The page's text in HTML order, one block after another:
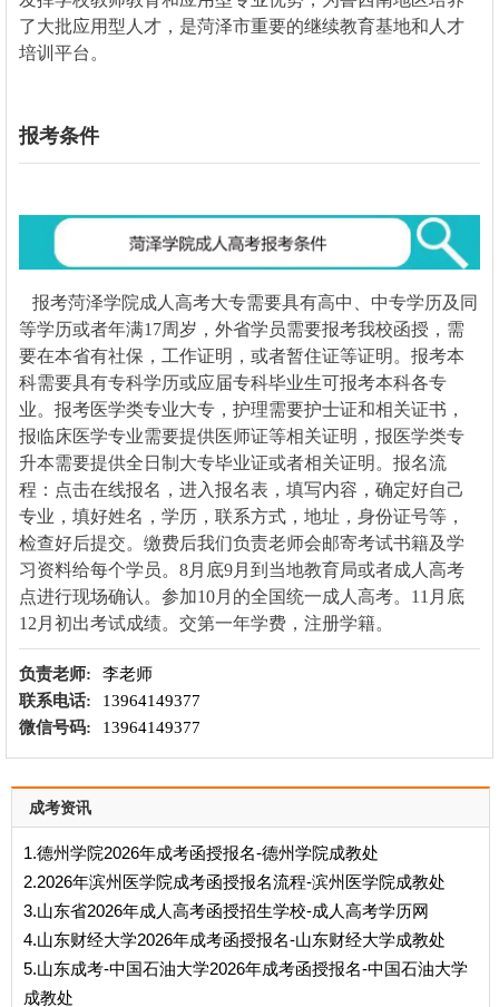
了大批应用型人才，是菏泽市重要的继续教育基地和人才
培训平台。
报考条件
报考菏泽学院成人高考大专需要具有高中、中专学历及同
等学历或者年满17周岁，外省学员需要报考我校函授，需
要在本省有社保，工作证明，或者暂住证等证明。报考本
科需要具有专科学历或应届专科毕业生可报考本科各专
业。报考医学类专业大专，护理需要护士证和相关证书，
报临床医学专业需要提供医师证等相关证明，报医学类专
升本需要提供全日制大专毕业证或者相关证明。报名流
程：点击在线报名，进入报名表，填写内容，确定好自己
专业，填好姓名，学历，联系方式，地址，身份证号等，
检查好后提交。缴费后我们负责老师会邮寄考试书籍及学
习资料给每个学员。8月底9月到当地教育局或者成人高考
点进行现场确认。参加10月的全国统一成人高考。11月底
12月初出考试成绩。交第一年学费，注册学籍。
负责老师:
李老师
联系电话:
13964149377
微信号码:
13964149377
成考资讯
1.德州学院2026年成考函授报名-德州学院成教处
2.2026年滨州医学院成考函授报名流程-滨州医学院成教处
3.山东省2026年成人高考函授招生学校-成人高考学历网
4.山东财经大学2026年成考函授报名-山东财经大学成教处
5.山东成考-中国石油大学2026年成考函授报名-中国石油大学
成教处